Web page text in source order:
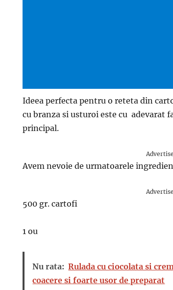
Ideea perfecta pentru o reteta din
cu branza si usturoi este cu adevarat
principal.
Avem nevoie de urmatoarele
500 gr. cartofi
1 ou
Nu rata: Rulada cu ciocolata si
coacere si foarte usor de preparat